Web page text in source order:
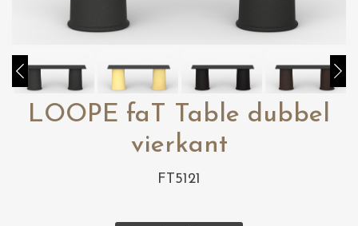
LOOPE faT Table dubbel
vierkant
FT5121